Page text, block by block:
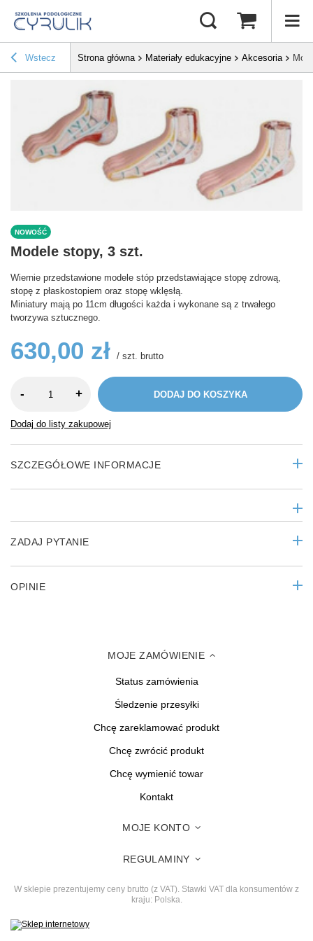
Wstecz Strona główna Materiały edukacyjne Akcesoria
NOWOŚĆ
Modele stopy, 3 szt.
Wiernie przedstawione modele stóp przedstawiające stopę zdrową,
stopę z płaskostopiem oraz stopę wklęsłą.
Miniatury mają po 11cm długości każda i wykonane są z trwałego
tworzywa sztucznego.
630,00 zł / szt. brutto
- + DODAJ DO KOSZYKA
Dodaj do listy zakupowej
SZCZEGÓŁOWE INFORMACJE
ZADAJ PYTANIE
OPINIE
MOJE ZAMÓWIENIE
Status zamówienia
Śledzenie przesyłki
Chcę zareklamować produkt
Chcę zwrócić produkt
Chcę wymienić towar
Kontakt
MOJE KONTO
REGULAMINY
W sklepie prezentujemy ceny brutto (z VAT). Stawki VAT dla konsumentów z
kraju: Polska.